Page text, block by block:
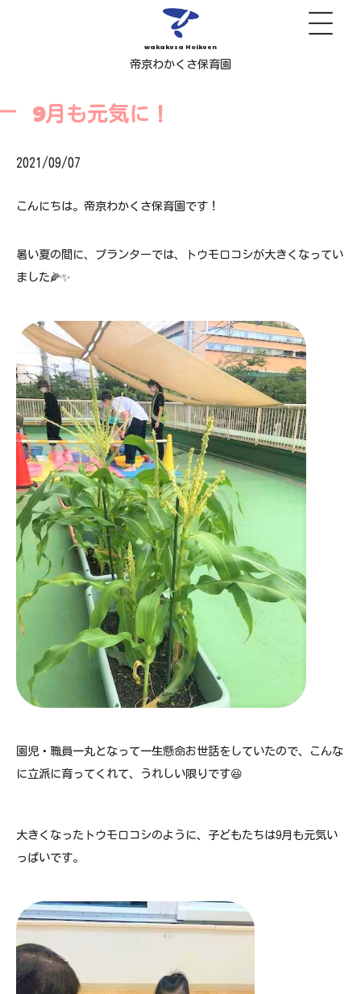
wakakusa Hoikuen
帝京わかくさ保育園
9月も元気に！
2021/09/07
こんにちは。帝京わかくさ保育園です！
暑い夏の間に、プランターでは、トウモロコシが大きくなってい
ました🌽✨
園児・職員一丸となって一生懸命お世話をしていたので、こんな
に立派に育ってくれて、うれしい限りです😆
大きくなったトウモロコシのように、子どもたちは9月も元気い
っぱいです。